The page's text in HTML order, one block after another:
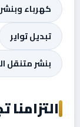
كهرباء
تبديل تواير
بنشر متنقل